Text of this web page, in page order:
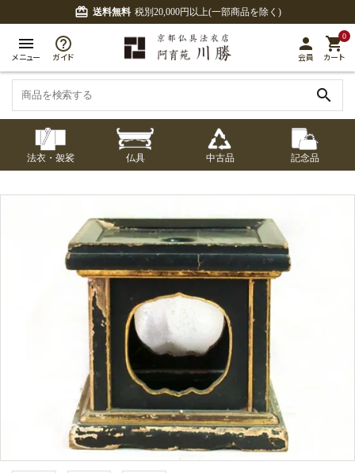
card_giftcard 送料無料 税別20,000円以上(一部商品を除く)
menu
メニュー ガイド
person
会員
0
shopping_cart
カート
search
七条袈裟
五条袈裟
色衣・裳附
黒衣・直綴
法衣・袈裟
五条袈裟 色衣・裳附
黒衣・直綴 布袍・間衣
白衣・色服 襦袢・裾除け
白帯・足袋 草履・はきもの
袴 得度・中仏用品
記念品
経本入・念珠入・式
中啓・扇子 収納
記念品・おつかいも
仏具
卓類・常香盤・礼盤 天蓋・瓔珞・吊金具
灯明具・灯明準備用
金香炉・花瓶・火立
土香炉・香炉台・香
仏器・供笥・供物
きん・きん台・鳴物 ご法要用品・箱類
椅子・机・その他仏
具
讃佛歌掛図
中古品